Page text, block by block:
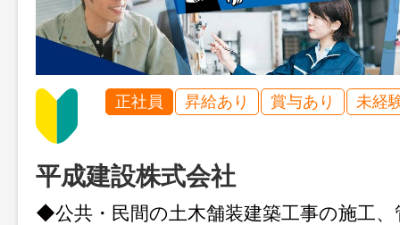
正社員 昇給あり 賞与あり 未経
平成建設株式会社
◆公共・民間の土木舗装建築工事の施工、